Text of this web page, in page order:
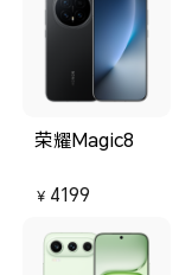
荣耀Magic8
￥ 4199